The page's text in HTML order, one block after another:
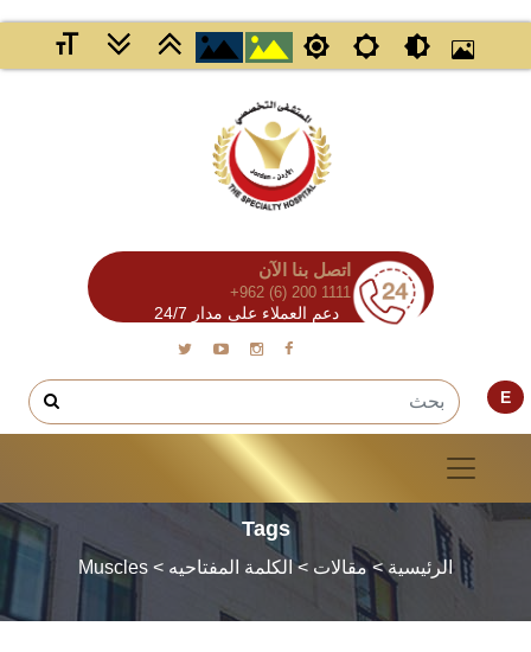
اتصل بنا الآن
+962 (6) 200 1111
دعم العملاء على مدار 24/7
E
Tags
الرئيسية> مقالات > الكلمة المفتاحيه > Muscles